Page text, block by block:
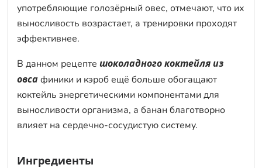
употребляющие голозёрный овес, отмечают, что их
выносливость возрастает, а тренировки проходят
эффективнее.
В данном рецепте шоколадного коктейля из
овсафиники и кэроб ещё больше обогащают
коктейль энергетическими компонентами для
выносливости организма, а банан благотворно
влияет на сердечно-сосудистую систему.
Ингредиенты